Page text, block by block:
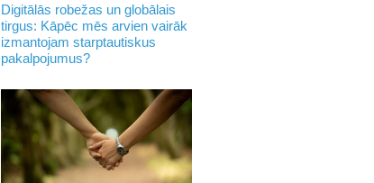
Digitālās robežas un globālais
tirgus: Kāpēc mēs arvien vairāk
izmantojam starptautiskus
pakalpojumus?